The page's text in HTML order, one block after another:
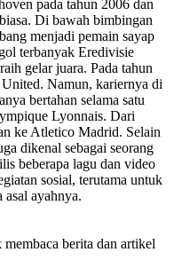
pada tahun 2006 dan
Di bawah bimbingan
menjadi pemain sayap
terbanyak Eredivisie
gelar juara. Pada tahun
Namun, kariernya di
bertahan selama satu
Lyonnais. Dari
ke Atletico Madrid. Selain
dikenal sebagai seorang
beberapa lagu dan video
sosial, terutama untuk
asal ayahnya.
berita dan artikel